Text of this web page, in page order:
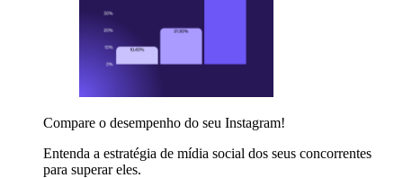
Compare o desempenho do seu Instagram!
Entenda a estratégia de mídia social dos seus concorrentes
para superar eles.